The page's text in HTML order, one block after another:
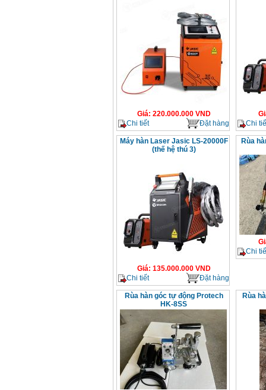
Giá: 220.000.000VND
Chi tiết
Đặt hàng
Chi
Máy hàn Laser Jasic LS-20000F
(thế hệ thú 3)
Giá: 135.000.000VND
Chi tiết
Đặt hàng
Rùa
Chi
Rùa hàn góc tự động Protech
HK-8SS
Rùa